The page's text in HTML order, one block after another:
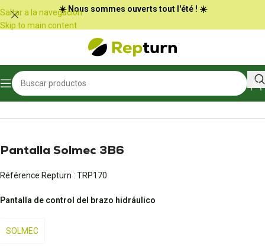
Panel de gestión de cookies
Saltar a la navegación
Skip to main content
☀️ Nous sommes ouverts tout l'été ! ☀️
Inicio/Obras públicas y manipulación Escritorio, pantalla y mostrador
Pantalla Solmec 3B6
Référence Repturn : TRP170
Pantalla de control del brazo hidráulico
SOLMEC